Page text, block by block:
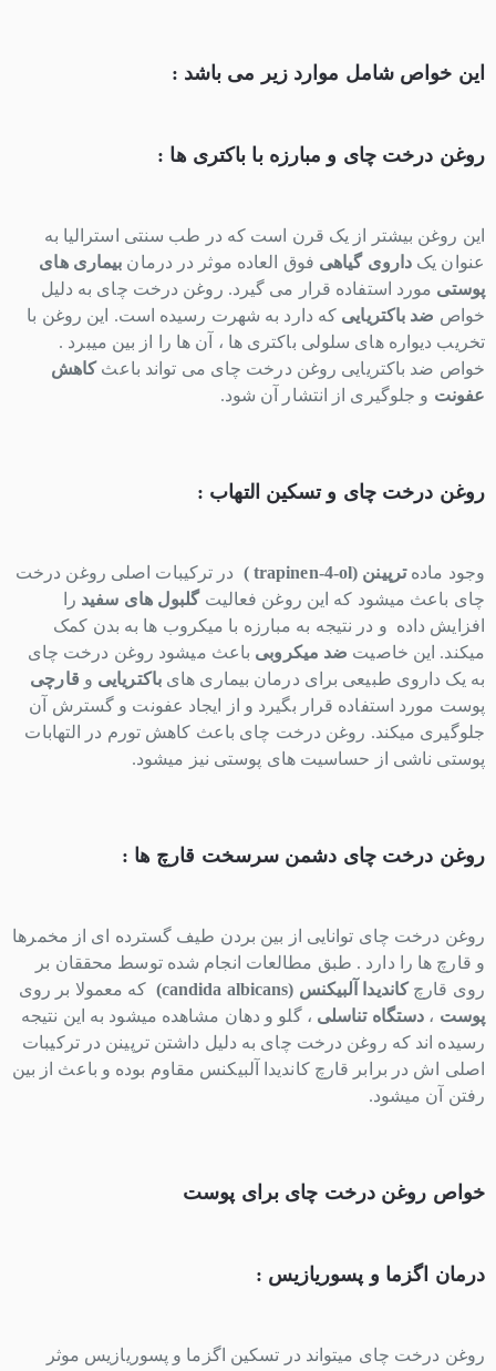
این خواص شامل موارد زیر می باشد :
روغن درخت چای و مبارزه با باکتری ها :
این روغن بیشتر از یک قرن است که در طب سنتی استرالیا به
عنوان یک داروی گیاهی فوق العاده موثر در درمان بیماری های
پوستی مورد استفاده قرار می گیرد. روغن درخت چای به دلیل
خواص ضد باکتریایی که دارد به شهرت رسیده است. این روغن با
تخریب دیواره های سلولی باکتری ها ، آن ها را از بین میبرد .
خواص ضد باکتریایی روغن درخت چای می تواند باعث کاهش
عفونت و جلوگیری از انتشار آن شود.
روغن درخت چای و تسکین التهاب :
وجود مادهترپینن (trapinen-4-ol
) در ترکیبات اصلی روغن درخت
چای باعث میشود که این روغن فعالیت گلبول های سفید را
افزایش داده و در نتیجه به مبارزه با میکروب ها به بدن کمک
میکند. این خاصیت ضد میکروبی باعث میشود روغن درخت چای
به یک داروی طبیعی برای درمان بیماری هایباکتریایی و قارچی
پوست مورد استفاده قرار بگیرد و از ایجاد عفونت و گسترش آن
جلوگیری میکند. روغن درخت چای باعث کاهش تورم در التهابات
پوستی ناشی از حساسیت های پوستی نیز میشود.
روغن درخت چای دشمن سرسخت قارچ ها :
روغن درخت چای توانایی از بین بردن طیف گسترده ای از مخمرها
و قارچ ها را دارد . طبق مطالعات انجام شده توسط محققان بر
روی قارچ کاندیدا آلبیکنس (candida albicans
) که معمولا بر روی
پوست ، دستگاه تناسلی ، گلو و دهان مشاهده میشود به این نتیجه
رسیده اند که روغن درخت چای به دلیل داشتن ترپینن در ترکیبات
اصلی اش در برابر قارچ کاندیدا آلبیکنس مقاوم بوده و باعث از بین
رفتن آن میشود.
خواص روغن درخت چای برای پوست
درمان اگزما و پسوریازیس :
روغن درخت چای میتواند در تسکین اگزما و پسوریازیس موثر